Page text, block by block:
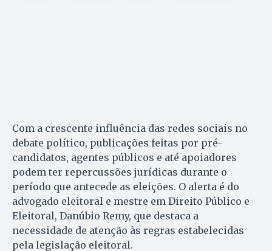
Com a crescente influência das redes sociais no
debate político, publicações feitas por pré-
candidatos, agentes públicos e até apoiadores
podem ter repercussões jurídicas durante o
período que antecede as eleições. O alerta é do
advogado eleitoral e mestre em Direito Público e
Eleitoral, Danúbio Remy, que destaca a
necessidade de atenção às regras estabelecidas
pela legislação eleitoral.